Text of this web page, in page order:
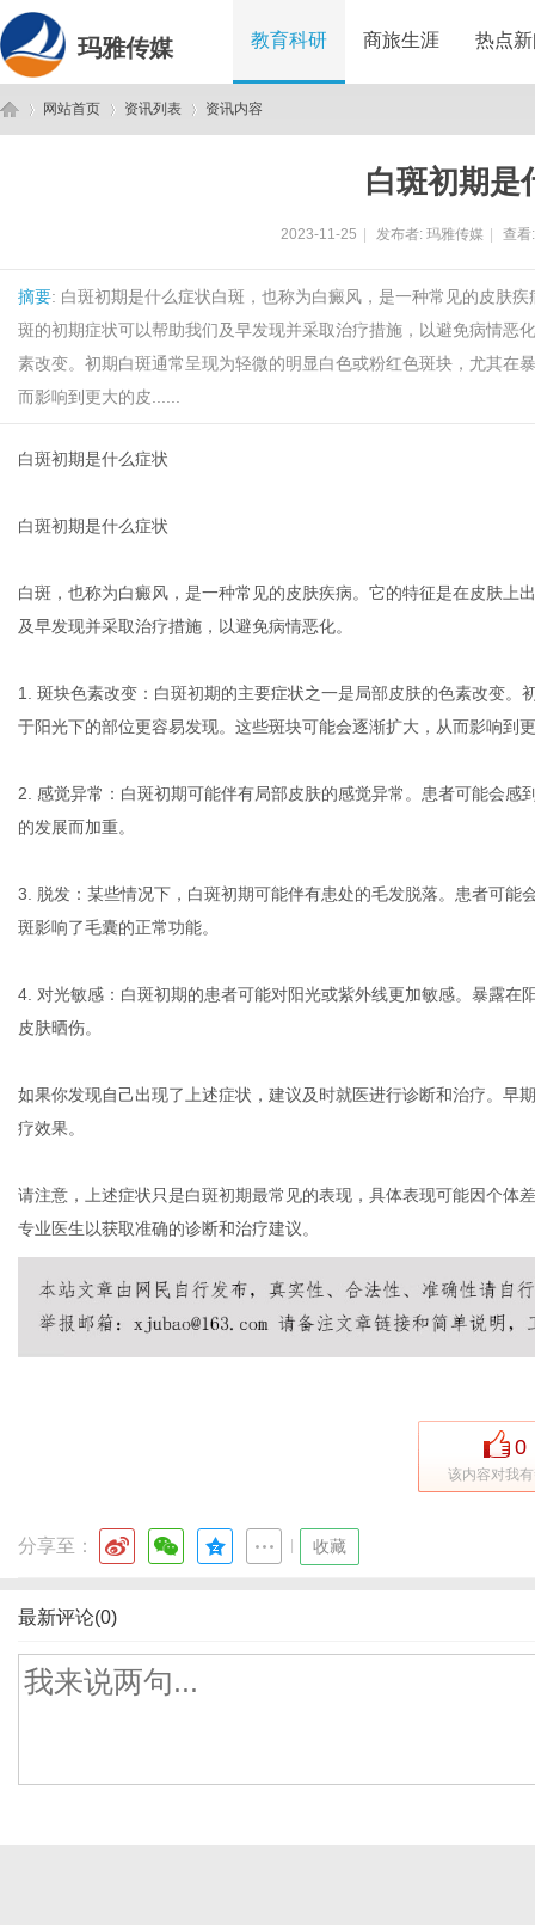
玛雅传媒 教育科研 商旅生涯 热点
网站首页 资讯列表 资讯内容
白斑初期是
2023-11-25 发布者: 玛雅传媒 查
摘要: 白斑初期是什么症状白斑，也称为白癜风，是一种常见的皮肤
斑的初期症状可以帮助我们及早发现并采取治疗措施，以避免病情恶
素改变。初期白斑通常呈现为轻微的明显白色或粉红色斑块，尤其在
而影响到更大的皮......
白斑初期是什么症状
白斑初期是什么症状
白斑，也称为白癜风，是一种常见的皮肤疾病。它的特征是在皮肤上
及早发现并采取治疗措施，以避免病情恶化。
1. 斑块色素改变：白斑初期的主要症状之一是局部皮肤的色素改变
于阳光下的部位更容易发现。这些斑块可能会逐渐扩大，从而影响到
2. 感觉异常：白斑初期可能伴有局部皮肤的感觉异常。患者可能会
的发展而加重。
3. 脱发：某些情况下，白斑初期可能伴有患处的毛发脱落。患者可
斑影响了毛囊的正常功能。
4. 对光敏感：白斑初期的患者可能对阳光或紫外线更加敏感。暴露
皮肤晒伤。
如果你发现自己出现了上述症状，建议及时就医进行诊断和治疗。早
疗效果。
请注意，上述症状只是白斑初期最常见的表现，具体表现可能因个体
专业医生以获取准确的诊断和治疗建议。
0
该内容对我
分享至： 收藏
最新评论(0)